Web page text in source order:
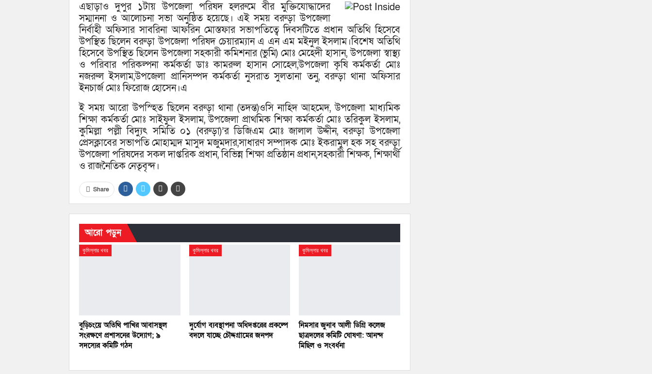
এছাড়াও দুপুর ১টায় উপজেলা পরিষদ হলরুমে বীর মুক্তিযোদ্ধাদের
সম্মাননা ও আলোচনা সভা অনুষ্ঠিত হয়েছে। এই সময় বরুড়া উপজেলা
নির্বাহী অফিসার সাবরিনা আফরিন মোস্তফার সভাপতিত্বে দিবসটিতে প্রধান অতিথি হিসেবে
উপস্থিত ছিলেন বরুড়া উপজেলা পরিষদ চেয়ারম্যান এ এন এম মইনুল ইসলাম।বিশেষ অতিথি
হিসেবে উপস্থিত ছিলেন উপজেলা সহকারী কমিশনার (ভুমি) মোঃ মেহেদী হাসান, উপজেলা স্বাস্থ্য
ও পরিবার পরিকল্পনা কর্মকর্তা ডাঃ কামরুল হাসান সোহেল,উপজেলা কৃষি কর্মকর্তা মোঃ
নজরুল ইসলাম,উপজেলা প্রানিসম্পদ কর্মকর্তা নুসরাত সুলতানা তনু, বরুড়া থানা অফিসার
ইনচার্জ মোঃ ফিরোজ হোসেন।এ
ই সময় আরো উপস্হিত ছিলেন বরুড়া থানা (তদন্ত)ওসি নাহিদ আহমেদ, উপজেলা মাধ্যমিক
শিক্ষা কর্মকর্তা মোঃ সাইফুল ইসলাম, উপজেলা প্রাথমিক শিক্ষা কর্মকর্তা মোঃ তরিকুল ইসলাম,
কুমিল্লা পল্লী বিদ্যুৎ সমিতি ০১ (বরুড়া)’র ডিজিএম মোঃ জালাল উদ্দীন, বরুড়া উপজেলা
প্রেসক্লাবের সভাপতি মোহাম্মদ মাসুদ মজুমদার,সাধারণ সম্পাদক মোঃ ইকরামুল হক সহ বরুড়া
উপজেলা পরিষদের সকল দাপ্তরিক প্রধান, বিভিন্ন শিক্ষা প্রতিষ্ঠান প্রধান,সহকারী শিক্ষক, শিক্ষার্থী
ও রাজনৈতিক নেতৃবৃন্দ।
Share
আরো পড়ুন
কুমিল্লার খবর
বুড়িচংয়ে অতিথি পাখির আবাসস্থল
সংরক্ষণে প্রশাসনের উদ্যোগ; ৯
সদস্যের কমিটি গঠন
কুমিল্লার খবর
দুর্যোগ ব্যবস্থাপনা অধিদপ্তরের প্রকল্পে
বদলে যাচ্ছে চৌদ্দগ্রামের জনপদ
কুমিল্লার খবর
নিমসার জুনাব আলী ডিগ্রি কলেজ
ছাত্রদলের কমিটি ঘোষণা: আনন্দ
মিছিল ও সংবর্ধনা